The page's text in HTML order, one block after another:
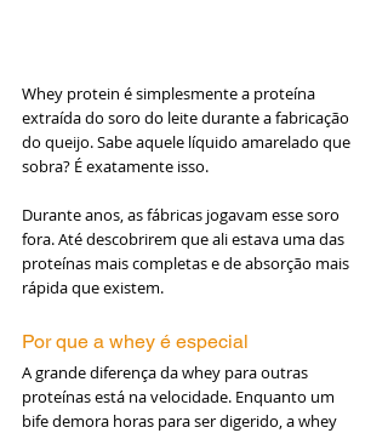
Whey protein é simplesmente a proteína
extraída do soro do leite durante a fabricação
do queijo. Sabe aquele líquido amarelado que
sobra? É exatamente isso.
Durante anos, as fábricas jogavam esse soro
fora. Até descobrirem que ali estava uma das
proteínas mais completas e de absorção mais
rápida que existem.
Por que a whey é especial
A grande diferença da whey para outras
proteínas está na velocidade. Enquanto um
bife demora horas para ser digerido, a whey